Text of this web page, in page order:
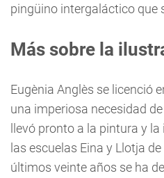
pingüino intergaláctico que
Más sobre la
Eugènia Anglès se licenció
una imperiosa necesidad
llevó pronto a la pintura y
las escuelas Eina y Llotja
últimos veinte años se ha